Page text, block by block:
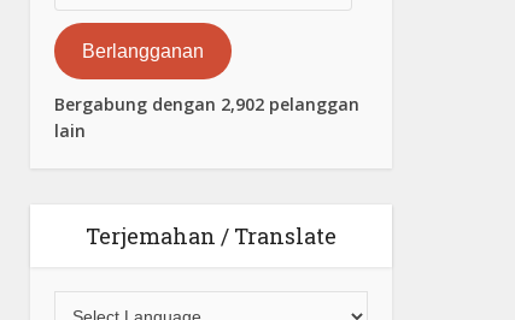
Elektronik
Berlangganan
Bergabung dengan 2,902 pelanggan
lain
Terjemahan / Translate